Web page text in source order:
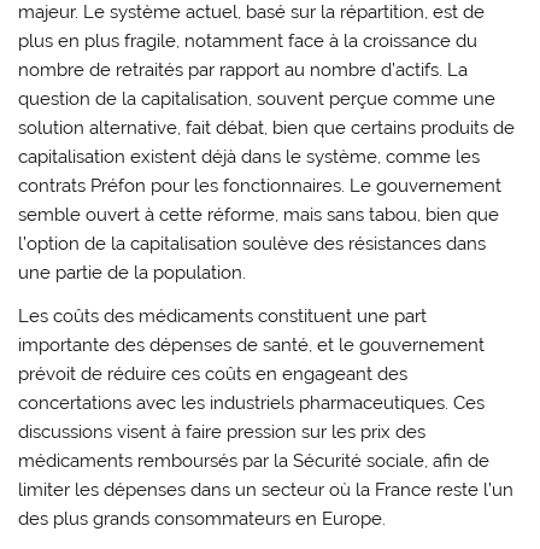
majeur. Le système actuel, basé sur la répartition, est de
plus en plus fragile, notamment face à la croissance du
nombre de retraités par rapport au nombre d’actifs. La
question de la capitalisation, souvent perçue comme une
solution alternative, fait débat, bien que certains produits de
capitalisation existent déjà dans le système, comme les
contrats Préfon pour les fonctionnaires. Le gouvernement
semble ouvert à cette réforme, mais sans tabou, bien que
l’option de la capitalisation soulève des résistances dans
une partie de la population.
Les coûts des médicaments constituent une part
importante des dépenses de santé, et le gouvernement
prévoit de réduire ces coûts en engageant des
concertations avec les industriels pharmaceutiques. Ces
discussions visent à faire pression sur les prix des
médicaments remboursés par la Sécurité sociale, afin de
limiter les dépenses dans un secteur où la France reste l’un
des plus grands consommateurs en Europe.